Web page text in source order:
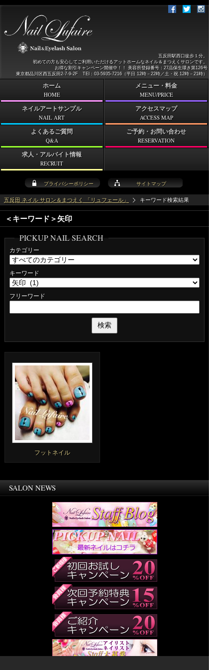
五反田 ネイル サロン＆まつえく 「リュフェール」 キーワード検索結果
＜キーワード＞矢印
PICKUP NAIL SEARCH
カテゴリー
キーワード
フリーワード
フットネイル
SALON NEWS
プライバシーポリシー サイトマップ
五反田駅西口徒歩１分。
初めての方も安心してご利用いただけるアットホームなネイル＆まつえくサロンです。
お得な割引キャンペーン開催中！！ 美容所登録番号：27品保生環き第126号
東京都品川区西五反田2-7-9-2F TEl：03-5935-7216（平日 12時－22時／土・祝 12時－21時）
ホーム
HOME
メニュー・料金
MENU/PRICE
ネイルアートサンプル
NAIL ART
アクセスマップ
ACCESS MAP
よくあるご質問
Q&A
ご予約・お問い合わせ
RESERVATION
求人・アルバイト情報
RECRUIT